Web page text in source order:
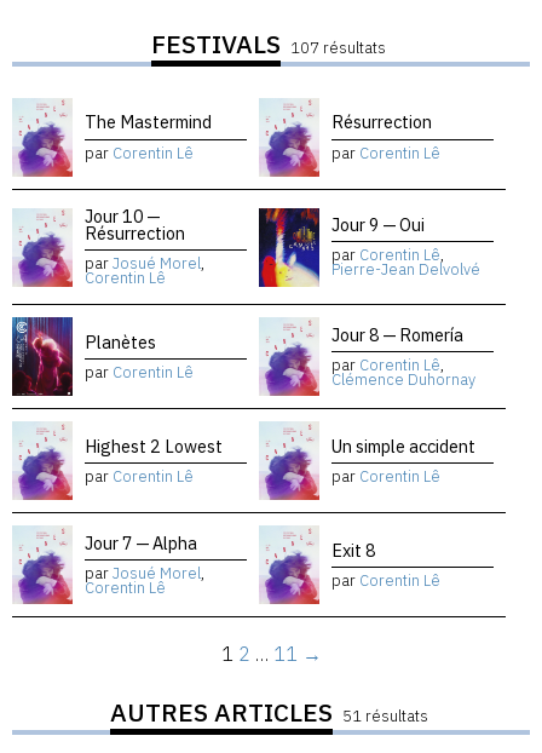
FESTIVALS 107 résultats
The Mastermind
par Corentin Lê
Résurrection
par Corentin Lê
Jour 10 —
Résurrection
parJosué Morel,
Corentin Lê
Jour 9 — Oui
par Corentin Lê,
Pierre-Jean Delvolvé
Planètes
par Corentin Lê
Jour 8 — Romería
par Corentin Lê,
Clémence Duhornay
Highest 2 Lowest
par Corentin Lê
Un simple accident
par Corentin Lê
Jour 7 — Alpha
parJosué Morel,
Corentin Lê
Exit 8
par Corentin Lê
1 2 … 11 →
AUTRES ARTICLES 51 résultats